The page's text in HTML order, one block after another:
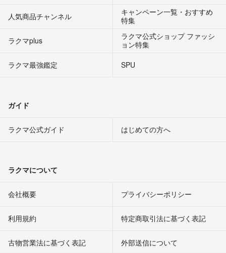
人気商品チャンネル
キャンペーン一覧・おすすめ
特集
ラクマplus
ラクマ公式ショップ ファッシ
ョン特集
ラクマ最強鑑定
SPU
ガイド
ラクマ公式ガイド はじめての方へ
ラクマについて
会社概要 プライバシーポリシー
利用規約 特定商取引法に基づく表記
古物営業法に基づく表記 外部送信について